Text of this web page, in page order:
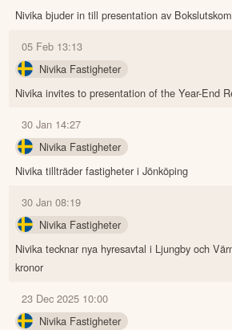
Nivika bjuder in till presentation av
05 Feb 13:13
Nivika Fastigheter
Nivika invites to presentation of the Year-End
30 Jan 14:27
Nivika Fastigheter
Nivika tillträder fastigheter i Jönköping
30 Jan 08:19
Nivika Fastigheter
Nivika tecknar nya hyresavtal i Ljungby och
kronor
23 Dec 2025 10:00
Nivika Fastigheter